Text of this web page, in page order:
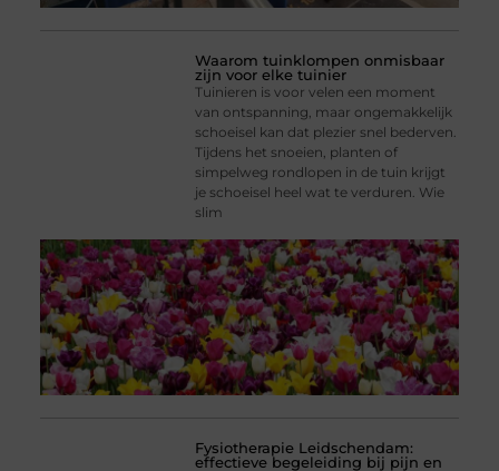
Waarom tuinklompen onmisbaar
zijn voor elke tuinier
Tuinieren is voor velen een moment
van ontspanning, maar ongemakkelijk
schoeisel kan dat plezier snel bederven.
Tijdens het snoeien, planten of
simpelweg rondlopen in de tuin krijgt
je schoeisel heel wat te verduren. Wie
slim
Fysiotherapie Leidschendam:
effectieve begeleiding bij pijn en